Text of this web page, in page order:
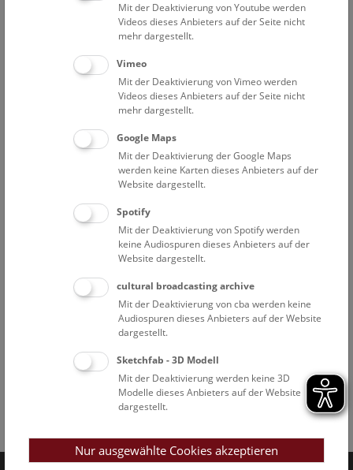
Eine Nacht im Museum
Mit der Deaktivierung von Youtube werden
Videos dieses Anbieters auf der Seite nicht
mehr dargestellt.
Vimeo
Mit der Deaktivierung von Vimeo werden
Videos dieses Anbieters auf der Seite nicht
mehr dargestellt.
Google Maps
Mit der Deaktivierung der Google Maps
werden keine Karten dieses Anbieters auf der
Website dargestellt.
Spotify
Mit der Deaktivierung von Spotify werden
keine Audiospuren dieses Anbieters auf der
Website dargestellt.
cultural broadcasting archive
Mit der Deaktivierung von cba werden keine
Audiospuren dieses Anbieters auf der Website
dargestellt.
Sketchfab - 3D Modell
Mit der Deaktivierung werden keine 3D
Modelle dieses Anbieters auf der Website
dargestellt.
Nur ausgewählte Cookies akzeptieren